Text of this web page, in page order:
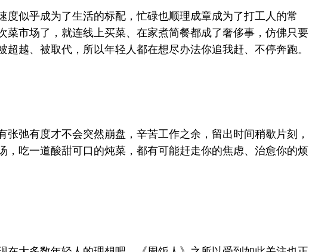
度似乎成为了生活的标配，忙碌也顺理成章成为了打工人的常
菜市场了，就连线上买菜、在家煮简餐都成了奢侈事，仿佛只要
超越、被取代，所以年轻人都在想尽办法你追我赶、不停奔跑。
张弛有度才不会突然崩盘，辛苦工作之余，留出时间稍歇片刻，
，吃一道酸甜可口的炖菜，都有可能赶走你的焦虑、治愈你的烦